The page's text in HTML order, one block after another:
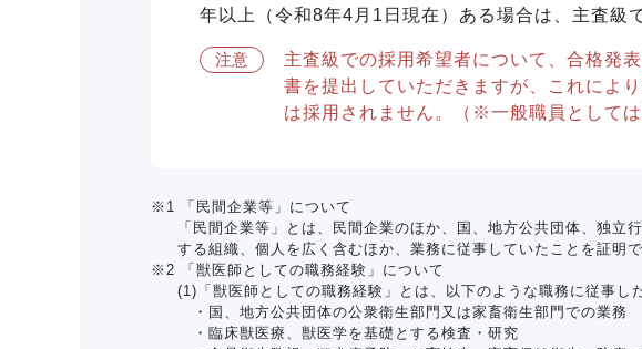
年以上（令和8年4月1日現在）ある場合は、主査級
注意
主査級での採用希望者について、合格発
書を提出していただきますが、これによ
は採用されません。（※一般職員として
※1 「民間企業等」について
「民間企業等」とは、民間企業のほか、国、地方公共団体、独
する組織、個人を広く含むほか、業務に従事していたことを証明
※2 「獣医師としての職務経験」について
(1)「獣医師としての職務経験」とは、以下のような職務に従事し
・国、地方公共団体の公衆衛生部門又は家畜衛生部門での業務
・臨床獣医療、獣医学を基礎とする検査・研究